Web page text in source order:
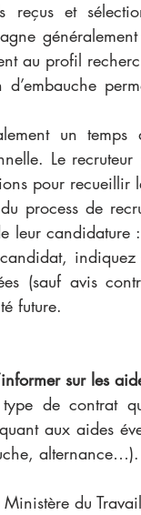
reçus et
au profil
d’embauche
un
Le
pour recueillir
process de
leur candidature
indiquez
(sauf avis
future.
sur les
de contrat
aux aides
alternance…).
Ministère du